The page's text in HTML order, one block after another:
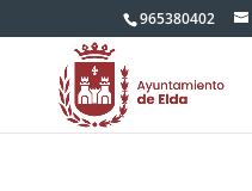
965380402